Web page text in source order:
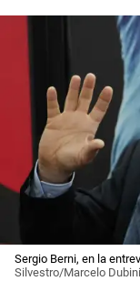
Sergio Berni, en la
Silvestro/Marcelo Dubini